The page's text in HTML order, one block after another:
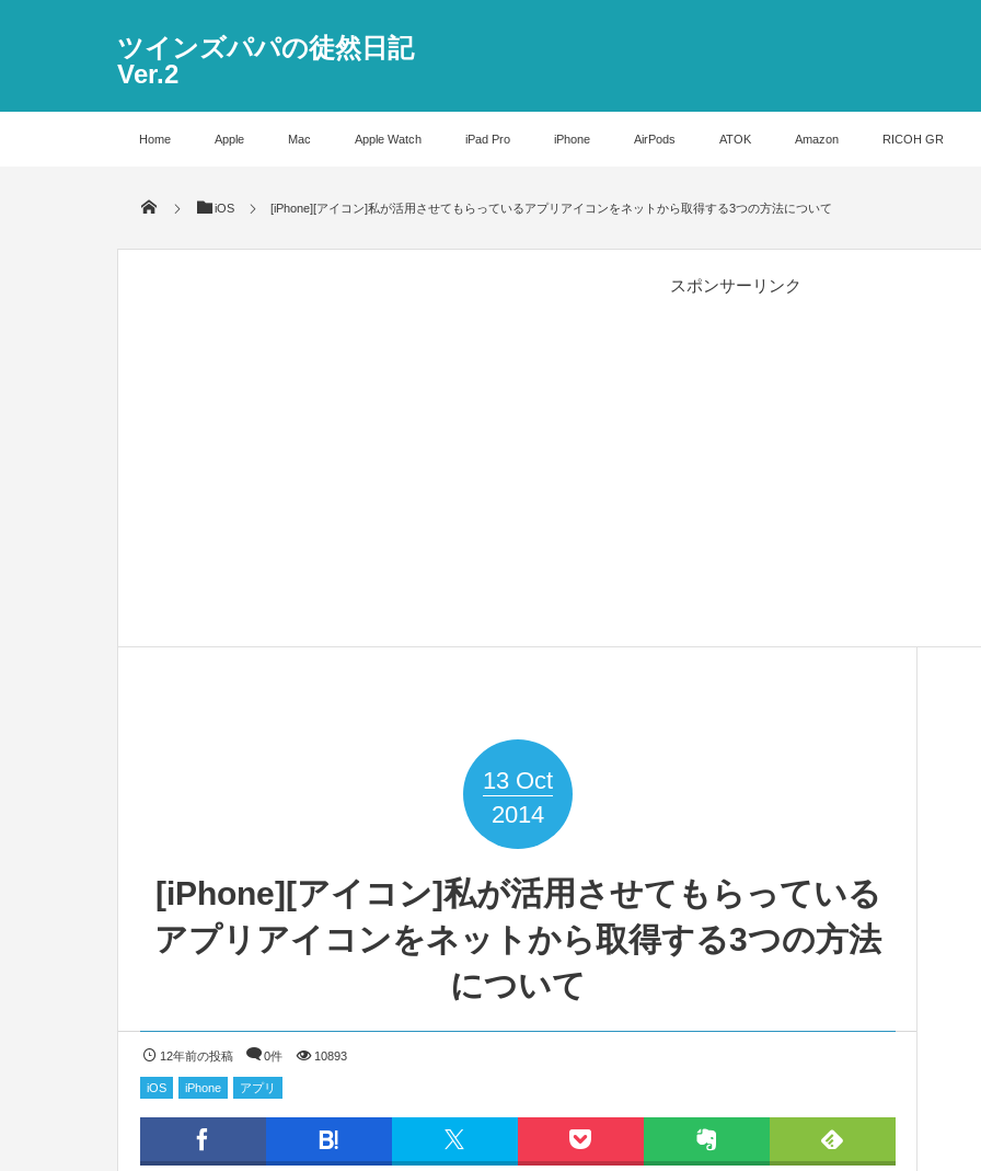
ツインズパパの徒然日記
Ver.2
Home Apple Mac Apple Watch iPad Pro iPhone AirPods ATOK Amazon RICOH GR
iOS [iPhone][アイコン]私が活用させてもらっているアプリアイコンをネットから取得する3つの方法について
スポンサーリンク
13 Oct
2014
[iPhone][アイコン]私が活用させてもらっている
アプリアイコンをネットから取得する3つの方法
について
12年前の投稿 0件 10893
iOS iPhone アプリ